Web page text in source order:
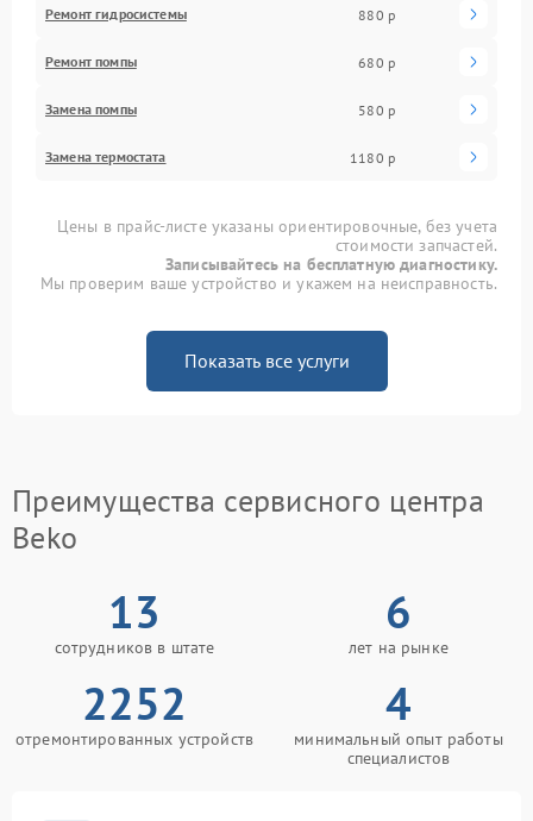
Ремонт гидросистемы 880 р
Ремонт помпы 680 р
Замена помпы 580 р
Замена термостата 1180 р
Цены в прайс-листе указаны ориентировочные, без учета
стоимости запчастей.
Записывайтесь на бесплатную диагностику.
Мы проверим ваше устройство и укажем на неисправность.
Показать все услуги
Преимущества сервисного центра
Beko
13
сотрудников в штате
6
лет на рынке
2252
отремонтированных устройств
4
минимальный опыт работы
специалистов